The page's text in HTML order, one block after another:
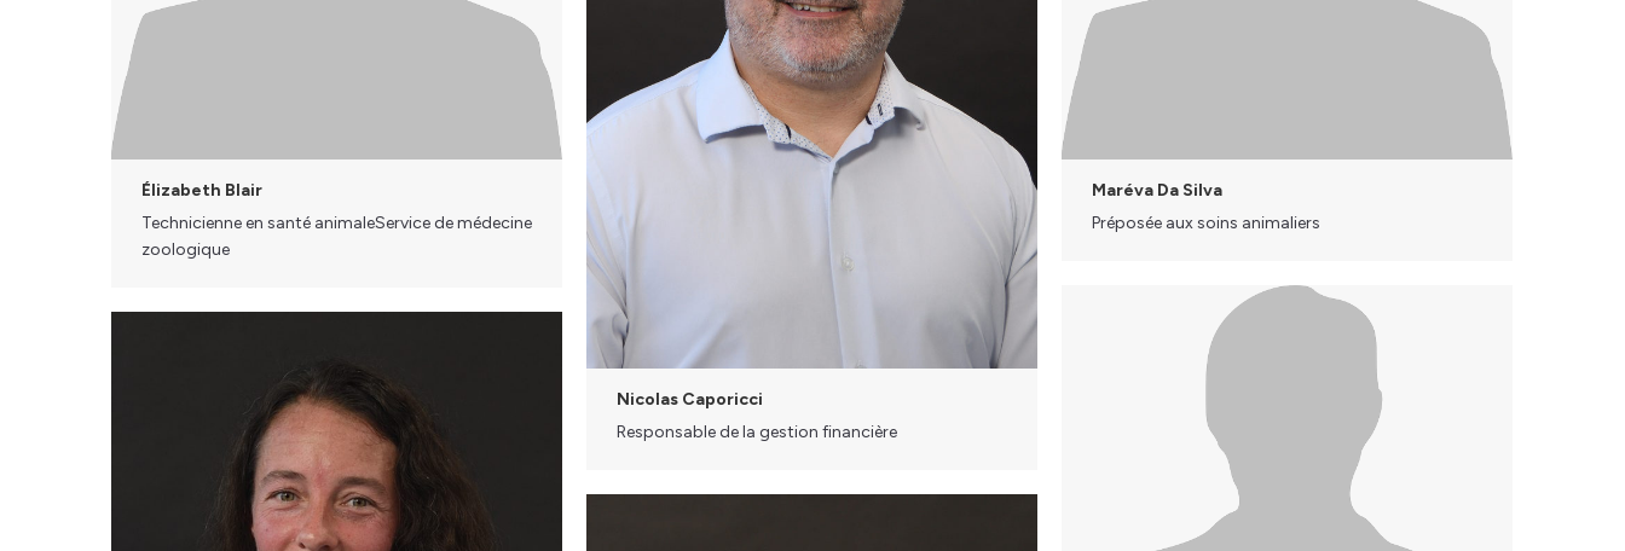
Élizabeth Blair
Technicienne en santé animaleService de médecine
zoologique
Nicolas Caporicci
Responsable de la gestion financière
Maréva Da Silva
Préposée aux soins animaliers